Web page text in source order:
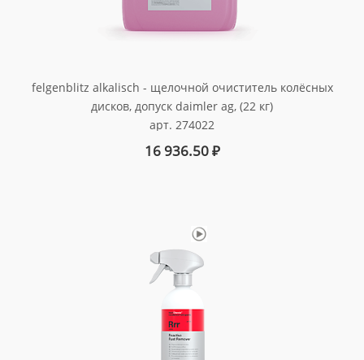
felgenblitz alkalisch - щелочной очиститель колёсных
дисков, допуск daimler ag, (22 кг)
арт. 274022
16 936.50₽